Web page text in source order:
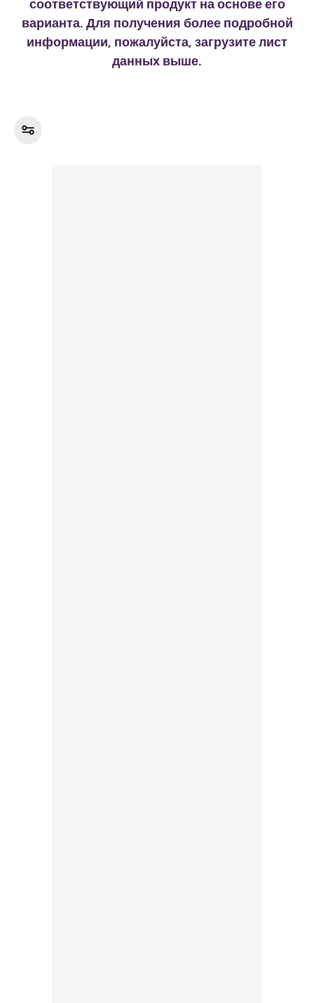
соответствующий продукт на основе его
варианта. Для получения более подробной
информации, пожалуйста, загрузите лист
данных выше.